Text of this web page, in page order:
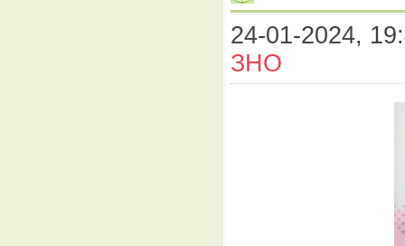
24-01-2024,
ЗНО